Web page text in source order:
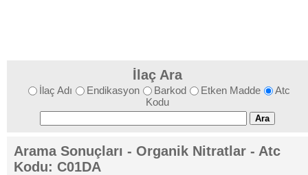
İlaç Ara
İlaç Adı Endikasyon Barkod Etken Madde
Atc
Kodu
Arama Sonuçları - Organik Nitratlar - Atc
Kodu: C01DA